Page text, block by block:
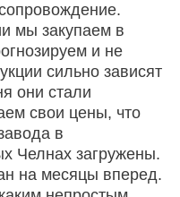
мы закупаем в
и не
сильно зависят
они стали
свои цены, что
в
Челнах загружены.
на месяцы вперед.